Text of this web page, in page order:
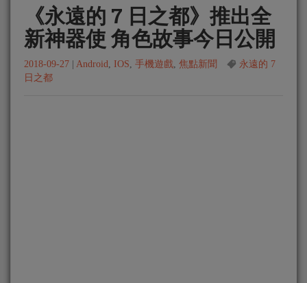
《永遠的 7 日之都》推出全
新神器使 角色故事今日公開
2018-09-27 Android, IOS, 手機遊戲, 焦點新聞
永遠的 7
日之都